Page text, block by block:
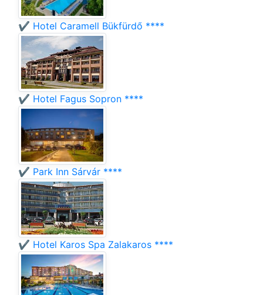
✔️ Hotel Caramell Bükfürdő ****
✔️ Hotel Fagus Sopron ****
✔️ Park Inn Sárvár ****
✔️ Hotel Karos Spa Zalakaros ****